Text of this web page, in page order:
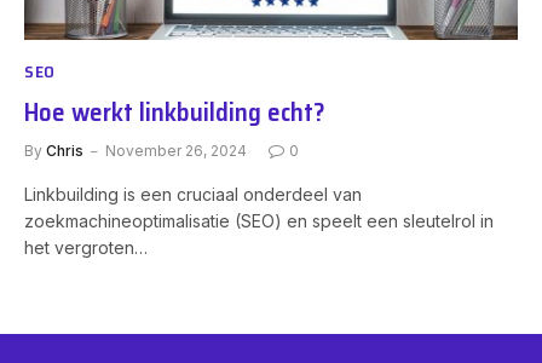
SEO
Hoe werkt linkbuilding echt?
By Chris November 26, 2024 0
Linkbuilding is een cruciaal onderdeel van
zoekmachineoptimalisatie (SEO) en speelt een sleutelrol in
het vergroten…